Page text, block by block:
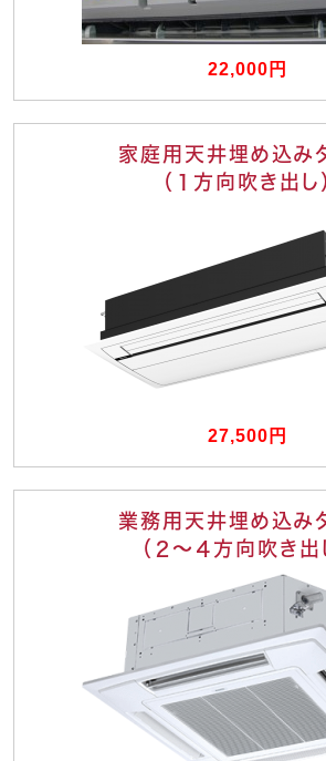
22,000円
家庭用天井埋め込み
（１方向吹き出し）
27,500円
業務用天井埋め込み
（２〜４方向吹き出